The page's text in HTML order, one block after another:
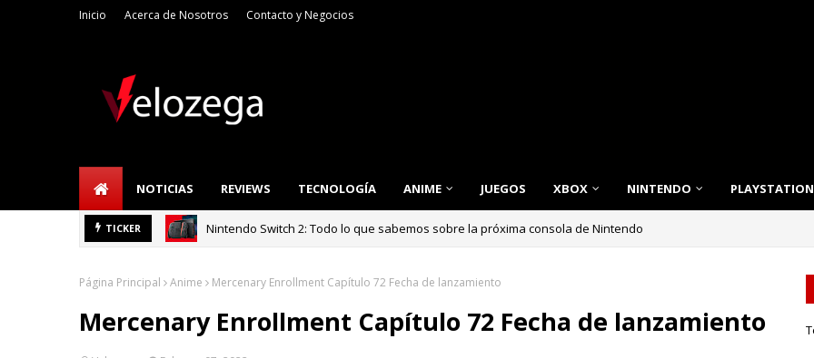
Inicio Acerca de Nosotros Contacto y Negocios
NOTICIAS REVIEWS TECNOLOGÍA ANIME JUEGOS XBOX NINTENDO PLAYSTATION
TICKER TECNOLOGÍA Refrigerador LG: Innovación, Estilo y Eficiencia para tu Hogar
Página Principal Anime Mercenary Enrollment Capítulo 72 Fecha de lanzamiento
Mercenary Enrollment Capítulo 72 Fecha de lanzamiento